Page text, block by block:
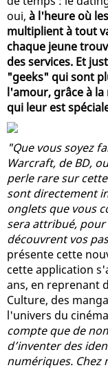
oui, à l'heure où
multiplient à tout
chaque jeune
des services. Et
"geeks" qui sont
l'amour, grâce à
qui leur est
"Que vous soyez
Warcraft, de BD,
perle rare sur
sont directement
onglets que vous
sera attribué,
découvrent vos
présente cette
cette application
ans, en reprenant
Culture, des
l'univers du
compte que de
d’inventer des
numériques. Chez